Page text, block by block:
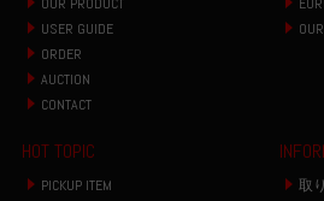
USER GUIDE
ORDER
AUCTION
CONTACT
HOT TOPIC
PICKUP ITEM 取